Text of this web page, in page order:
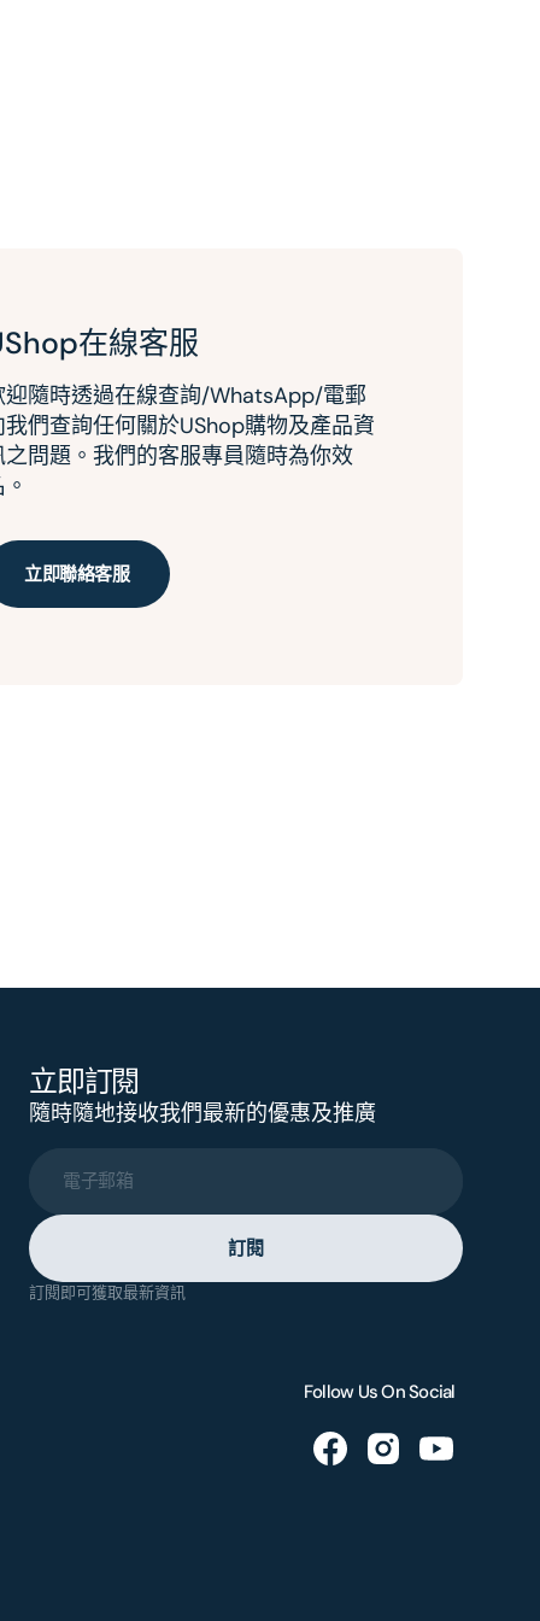
在線客服
迎隨時透過在線查詢/WhatsApp/電郵
我們查詢任何關於UShop購物及產品資
之問題。我們的客服專員隨時為你效
立即聯絡客服
立即訂閱
隨時隨地接收我們最新的優惠及推廣
電子郵箱
訂閱
訂閱即可獲取最新資訊
Follow Us On Social